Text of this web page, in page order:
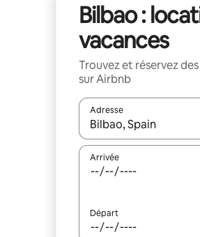
Bilbao :
vacances
Trouvez et réservez
sur Airbnb
Adresse
Lorsque les résultats
Arrivée
Départ